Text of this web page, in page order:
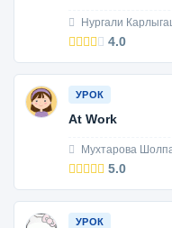
Нургали
4.0
УРОК
At Work
Мухтарова
5.0
УРОК